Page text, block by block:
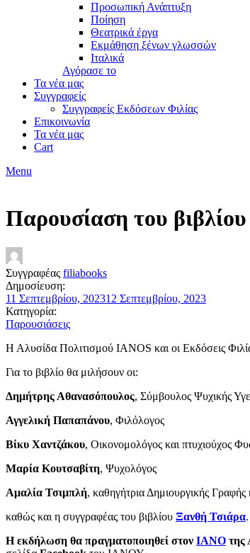
Προσωπική Ανάπτυξη
Ποίηση
Θεατρικά έργα
Εκμάθηση ξένων γλωσσών
Ιταλικά
Αγόρασε το
Τα νέα μας
Συγγραφείς
Συγγραφείς Εκδόσεων Φιλίας
Επικοινωνία
Τα νέα μας
Cart
Menu
Παρουσίαση του
Συγγραφέας filiabooks
Δημοσίευση:
11 Σεπτεμβρίου, 202312 Σεπτεμβρίου, 2023
Κατηγορία:
Παρουσιάσεις
Η Αλυσίδα Πολιτισμού IANOS και οι Εκδόσεις
Για το βιβλίο θα μιλήσουν οι:
Δημήτρης Αθανασόπουλος, Σύμβουλος Ψυχικής
Αγγελική Παπαπάνου, Φιλόλογος
Βίκυ Χαντζάκου, Οικονομολόγος και πτυχιούχος
Μαρία Κουτσαβίτη, Ψυχολόγος
Αμαλία Τσιμπλή, καθηγήτρια Δημιουργικής Γραφής
καθώς και η συγγραφέας του βιβλίου Ξανθή Τσιάρα.
Η εκδήλωση θα πραγματοποιηθεί στον ΙΑΝΟ της